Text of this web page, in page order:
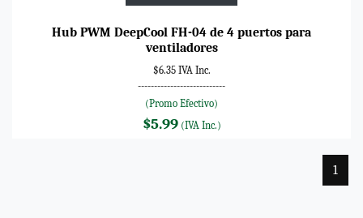
Hub PWM DeepCool FH-04 de 4 puertos para
ventiladores
$6.35 IVA Inc.
---------------------------
(Promo Efectivo)
$5.99(IVA Inc.)
1